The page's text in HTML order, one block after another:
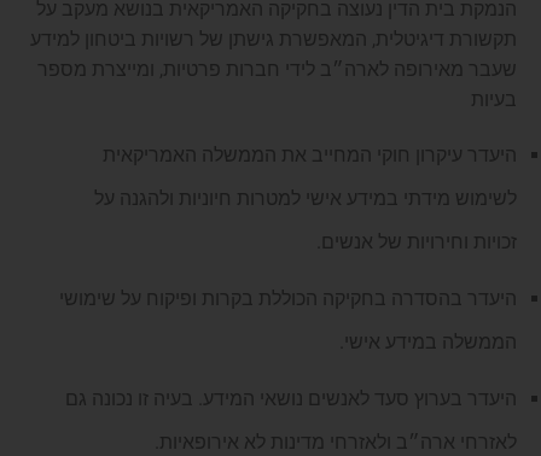
הנמקת בית הדין נעוצה בחקיקה האמריקאית בנושא מעקב על
תקשורת דיגיטלית, המאפשרת גישתן של רשויות ביטחון למידע
שעבר מאירופה לארה״ב לידי חברות פרטיות, ומייצרת מספר
בעיות
היעדר עיקרון חוקי המחייב את הממשלה האמריקאית
לשימוש מידתי במידע אישי למטרות חיוניות ולהגנה על
זכויות וחירויות של אנשים.
היעדר בהסדרה בחקיקה הכוללת בקרות ופיקוח על שימושי
הממשלה במידע אישי.
היעדר בערוץ סעד לאנשים נושאי המידע. בעיה זו נכונה גם
לאזרחי ארה״ב ולאזרחי מדינות לא אירופאיות.